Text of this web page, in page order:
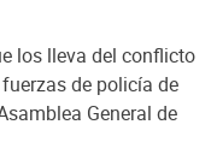
los lleva del conflicto
de policía de
General de